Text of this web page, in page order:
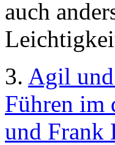
auch
3. Agil
Führen im
und Frank